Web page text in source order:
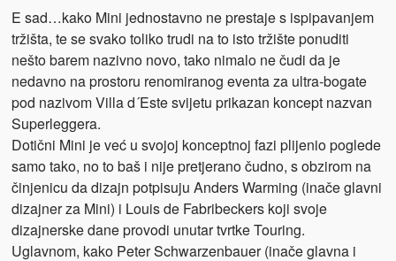
E sad…kako Mini jednostavno ne prestaje s ispipavanjem
tržišta, te se svako toliko trudi na to isto tržište ponuditi
nešto barem nazivno novo, tako nimalo ne čudi da je
nedavno na prostoru renomiranog eventa za ultra-bogate
pod nazivom Villa d´Este svijetu prikazan koncept nazvan
Superleggera.
Dotični Mini je već u svojoj konceptnoj fazi plijenio poglede
samo tako, no to baš i nije pretjerano čudno, s obzirom na
činjenicu da dizajn potpisuju Anders Warming (inače glavni
dizajner za Mini) i Louis de Fabribeckers koji svoje
dizajnerske dane provodi unutar tvrtke Touring.
Uglavnom, kako Peter Schwarzenbauer (inače glavna i